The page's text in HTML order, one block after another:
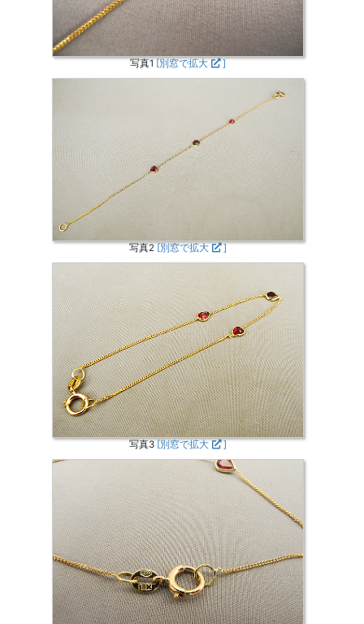
写真1[別窓で拡大 ]
写真2 [別窓で拡大 ]
写真3 [別窓で拡大 ]